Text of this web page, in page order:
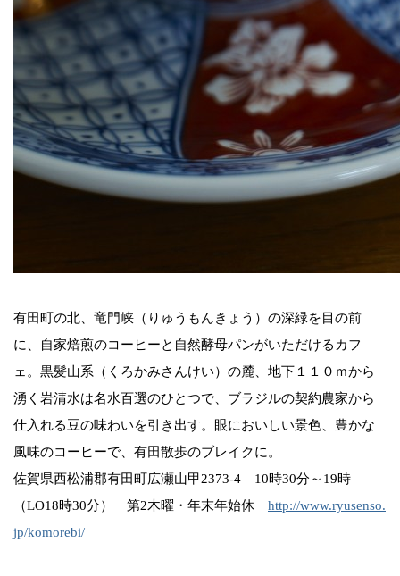
有田町の北、竜門峡（りゅうもんきょう）の深緑を目の前
に、自家焙煎のコーヒーと自然酵母パンがいただけるカフ
ェ。黒髪山系（くろかみさんけい）の麓、地下１１０ｍから
湧く岩清水は名水百選のひとつで、ブラジルの契約農家から
仕入れる豆の味わいを引き出す。眼においしい景色、豊かな
風味のコーヒーで、有田散歩のブレイクに。
佐賀県西松浦郡有田町広瀬山甲2373-4 10時30分～19時
（LO18時30分） 第2木曜・年末年始休 http://www.ryusenso.
jp/komorebi/